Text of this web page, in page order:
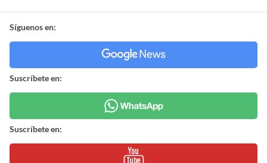
Síguenos en:
Suscríbete en:
Suscríbete en: